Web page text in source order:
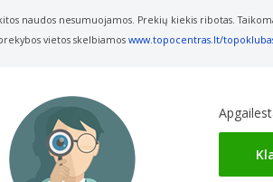
naudos nesumuojamos. Prekių kiekis ribotas.
vietos skelbiamos www.topocentras.lt/